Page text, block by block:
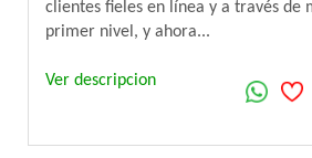
clientes fieles en línea y a través de
primer nivel, y ahora...
Ver descripcion